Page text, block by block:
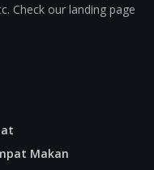
Check our landing page
Makan